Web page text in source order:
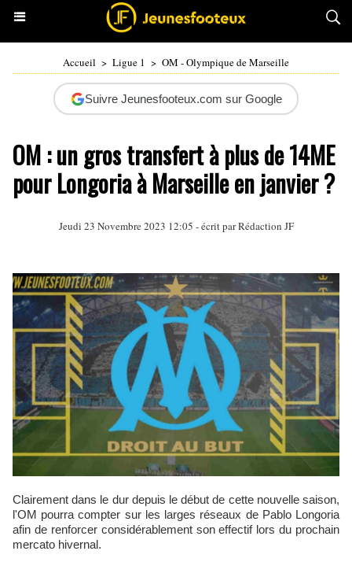
Accueil > Ligue 1 > OM - Olympique de Marseille
Suivre Jeunesfooteux.com sur Google
OM : un gros transfert à plus de 14ME
pour Longoria à Marseille en janvier ?
Jeudi 23 Novembre 2023 12:05 - écrit par Rédaction JF
Clairement dans le dur depuis le début de cette nouvelle saison,
l'OM pourra compter sur les larges réseaux de Pablo Longoria
afin de renforcer considérablement son effectif lors du prochain
mercato hivernal.